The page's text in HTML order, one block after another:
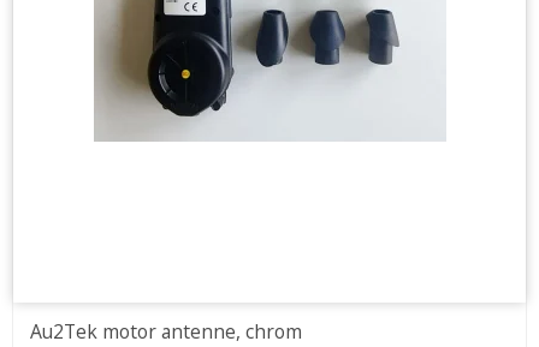
Au2Tek motor antenne, chrom